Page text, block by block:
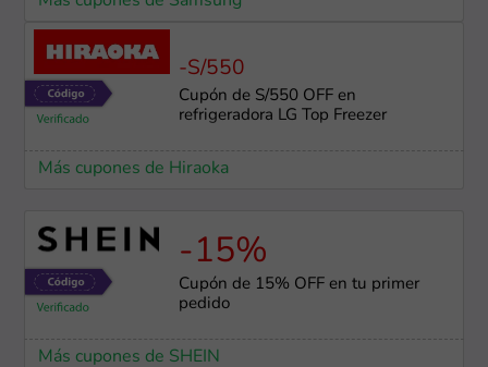
-S/550
Cupón de S/550 OFF en
refrigeradora LG Top Freezer
Más cupones de Hiraoka
-15%
Cupón de 15% OFF en tu primer
pedido
Más cupones de SHEIN